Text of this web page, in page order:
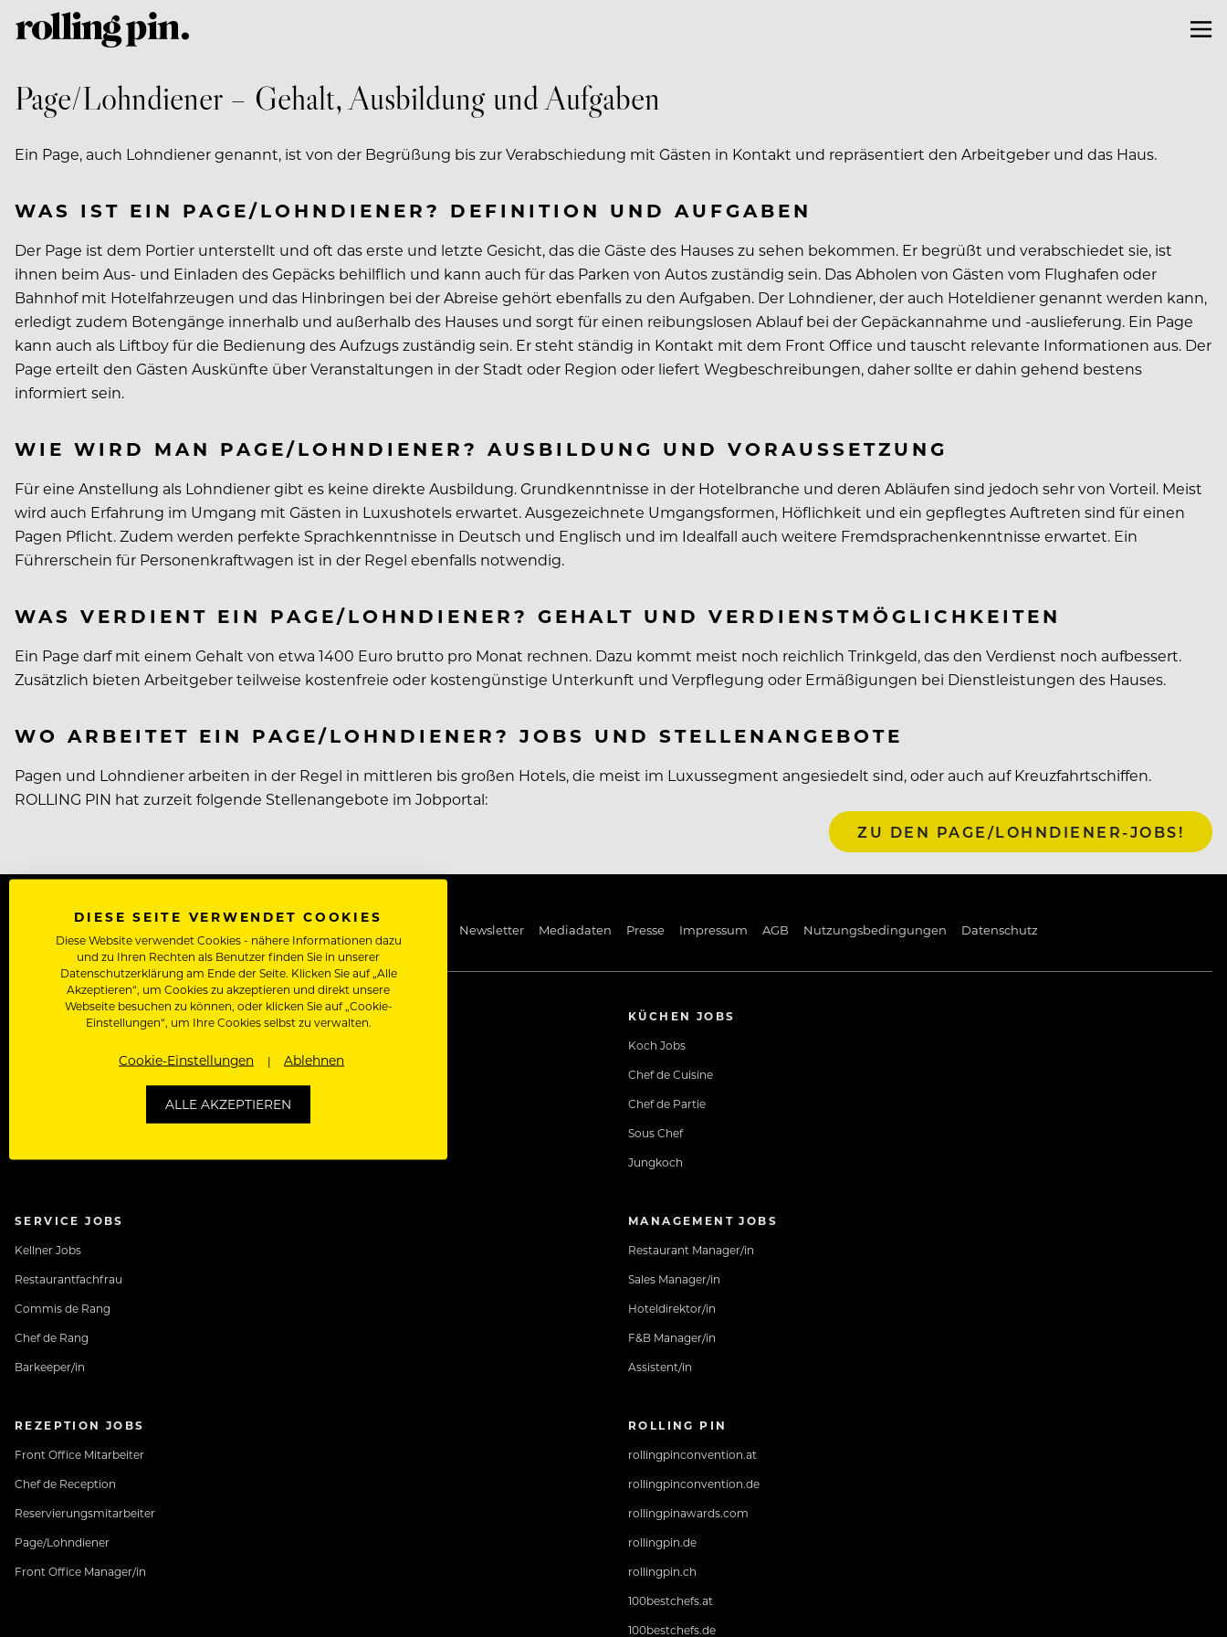
Page/Lohndiener – Gehalt, Ausbildung und Aufgaben
Ein Page, auch Lohndiener genannt, ist von der Begrüßung bis zur Verabschiedung mit Gästen in Kontakt und repräsentiert den Arbeitgeber und das Haus.
WAS IST EIN PAGE/LOHNDIENER? DEFINITION UND AUFGABEN
Der Page ist dem Portier unterstellt und oft das erste und letzte Gesicht, das die Gäste des Hauses zu sehen bekommen. Er begrüßt und verabschiedet sie, ist
ihnen beim Aus- und Einladen des Gepäcks behilflich und kann auch für das Parken von Autos zuständig sein. Das Abholen von Gästen vom Flughafen oder
Bahnhof mit Hotelfahrzeugen und das Hinbringen bei der Abreise gehört ebenfalls zu den Aufgaben. Der Lohndiener, der auch Hoteldiener genannt werden kann,
erledigt zudem Botengänge innerhalb und außerhalb des Hauses und sorgt für einen reibungslosen Ablauf bei der Gepäckannahme und -auslieferung. Ein Page
kann auch als Liftboy für die Bedienung des Aufzugs zuständig sein. Er steht ständig in Kontakt mit dem Front Office und tauscht relevante Informationen aus. Der
Page erteilt den Gästen Auskünfte über Veranstaltungen in der Stadt oder Region oder liefert Wegbeschreibungen, daher sollte er dahin gehend bestens
informiert sein.
WIE WIRD MAN PAGE/LOHNDIENER? AUSBILDUNG UND VORAUSSETZUNG
Für eine Anstellung als Lohndiener gibt es keine direkte Ausbildung. Grundkenntnisse in der Hotelbranche und deren Abläufen sind jedoch sehr von Vorteil. Meist
wird auch Erfahrung im Umgang mit Gästen in Luxushotels erwartet. Ausgezeichnete Umgangsformen, Höflichkeit und ein gepflegtes Auftreten sind für einen
Pagen Pflicht. Zudem werden perfekte Sprachkenntnisse in Deutsch und Englisch und im Idealfall auch weitere Fremdsprachenkenntnisse erwartet. Ein
Führerschein für Personenkraftwagen ist in der Regel ebenfalls notwendig.
WAS VERDIENT EIN PAGE/LOHNDIENER? GEHALT UND VERDIENSTMÖGLICHKEITEN
Ein Page darf mit einem Gehalt von etwa 1400 Euro brutto pro Monat rechnen. Dazu kommt meist noch reichlich Trinkgeld, das den Verdienst noch aufbessert.
Zusätzlich bieten Arbeitgeber teilweise kostenfreie oder kostengünstige Unterkunft und Verpflegung oder Ermäßigungen bei Dienstleistungen des Hauses.
WO ARBEITET EIN PAGE/LOHNDIENER? JOBS UND STELLENANGEBOTE
Pagen und Lohndiener arbeiten in der Regel in mittleren bis großen Hotels, die meist im Luxussegment angesiedelt sind, oder auch auf Kreuzfahrtschiffen.
ROLLING PIN hat zurzeit folgende Stellenangebote im Jobportal:
ZU DEN PAGE/LOHNDIENER-JOBS!
Newsletter Mediadaten Presse Impressum AGB Nutzungsbedingungen Datenschutz
KÜCHEN JOBS
Koch Jobs
Chef de Cuisine
Chef de Partie
Sous Chef
Jungkoch
SERVICE JOBS
Kellner Jobs
Restaurantfachfrau
Commis de Rang
Chef de Rang
Barkeeper/in
MANAGEMENT JOBS
Restaurant Manager/in
Sales Manager/in
Hoteldirektor/in
F&B Manager/in
Assistent/in
REZEPTION JOBS
Front Office Mitarbeiter
Chef de Reception
Reservierungsmitarbeiter
Page/Lohndiener
Front Office Manager/in
ROLLING PIN
rollingpinconvention.at
rollingpinconvention.de
rollingpinawards.com
rollingpin.de
rollingpin.ch
100bestchefs.at
100bestchefs.de
DIESE SEITE VERWENDET COOKIES
Diese Website verwendet Cookies - nähere Informationen dazu
und zu Ihren Rechten als Benutzer finden Sie in unserer
Datenschutzerklärung am Ende der Seite. Klicken Sie auf „Alle
Akzeptieren“, um Cookies zu akzeptieren und direkt unsere
Webseite besuchen zu können, oder klicken Sie auf „Cookie-
Einstellungen“, um Ihre Cookies selbst zu verwalten.
Cookie-Einstellungen Ablehnen
ALLE AKZEPTIEREN